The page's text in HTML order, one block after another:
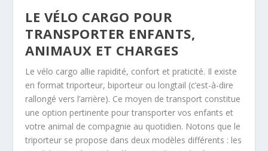
LE VÉLO CARGO POUR
TRANSPORTER ENFANTS,
ANIMAUX ET CHARGES
Le vélo cargo allie rapidité, confort et praticité. Il existe
en format triporteur, biporteur ou longtail (c’est-à-dire
rallongé vers l’arrière). Ce moyen de transport constitue
une option pertinente pour transporter vos enfants et
votre animal de compagnie au quotidien. Notons que le
triporteur se propose dans deux modèles différents : les